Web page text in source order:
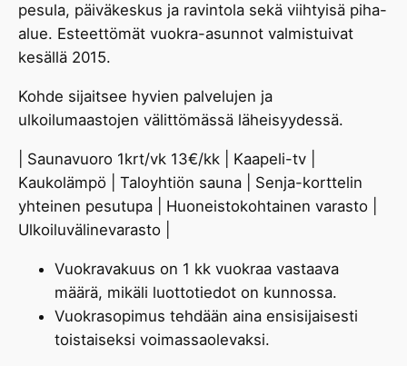
pesula, päiväkeskus ja ravintola sekä viihtyisä piha-
alue. Esteettömät vuokra-asunnot valmistuivat
kesällä 2015.
Kohde sijaitsee hyvien palvelujen ja
ulkoilumaastojen välittömässä läheisyydessä.
| Saunavuoro 1krt/vk 13€/kk | Kaapeli-tv |
Kaukolämpö | Taloyhtiön sauna | Senja-korttelin
yhteinen pesutupa | Huoneistokohtainen varasto |
Ulkoiluvälinevarasto |
Vuokravakuus on 1 kk vuokraa vastaava
määrä, mikäli luottotiedot on kunnossa.
Vuokrasopimus tehdään aina ensisijaisesti
toistaiseksi voimassaolevaksi.